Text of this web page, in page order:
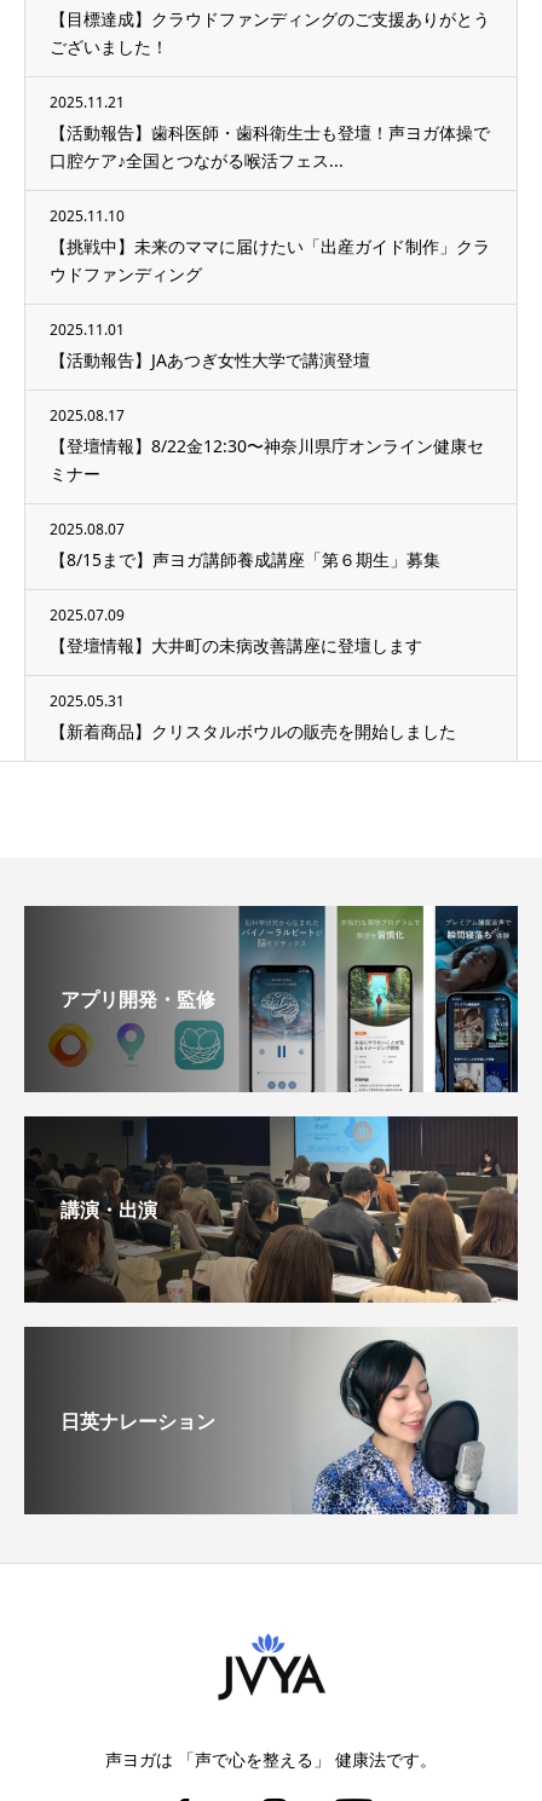
【目標達成】クラウドファンディングのご支援ありがとう
ございました！
2025.11.21
【活動報告】歯科医師・歯科衛生士も登壇！声ヨガ体操で
口腔ケア♪全国とつながる喉活フェス...
2025.11.10
【挑戦中】未来のママに届けたい「出産ガイド制作」クラ
ウドファンディング
2025.11.01
【活動報告】JAあつぎ女性大学で講演登壇
2025.08.17
【登壇情報】8/22金12:30〜神奈川県庁オンライン健康セ
ミナー
2025.08.07
【8/15まで】声ヨガ講師養成講座「第６期生」募集
2025.07.09
【登壇情報】大井町の未病改善講座に登壇します
2025.05.31
【新着商品】クリスタルボウルの販売を開始しました
アプリ開発・監修
講演・出演
日英ナレーション
声ヨガは 「声で心を整える」 健康法です。